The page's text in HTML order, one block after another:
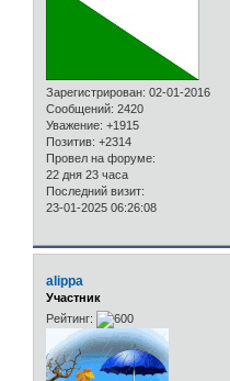
Зарегистрирован: 02-01-2016
Сообщений: 2420
Уважение: +1915
Позитив: +2314
Провел на форуме:
22 дня 23 часа
Последний визит:
23-01-2025 06:26:08
alippa
Участник
Рейтинг: